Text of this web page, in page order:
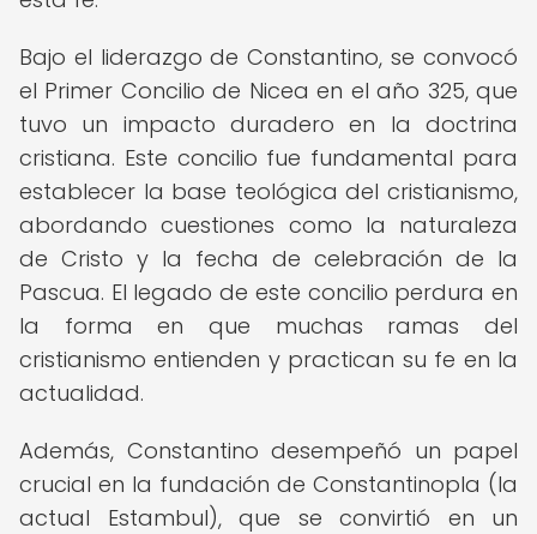
Bajo el liderazgo de Constantino, se convocó
el Primer Concilio de Nicea en el año 325, que
tuvo un impacto duradero en la doctrina
cristiana. Este concilio fue fundamental para
establecer la base teológica del cristianismo,
abordando cuestiones como la naturaleza
de Cristo y la fecha de celebración de la
Pascua. El legado de este concilio perdura en
la forma en que muchas ramas del
cristianismo entienden y practican su fe en la
actualidad.
Además, Constantino desempeñó un papel
crucial en la fundación de Constantinopla (la
actual Estambul), que se convirtió en un